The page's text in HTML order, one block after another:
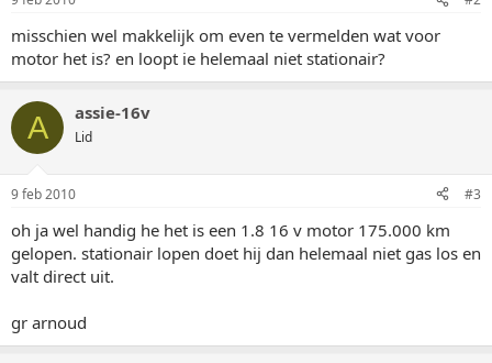
misschien wel makkelijk om even te vermelden wat voor
motor het is? en loopt ie helemaal niet stationair?
A assie-16v
Lid
9 feb 2010 #3
oh ja wel handig he het is een 1.8 16 v motor 175.000 km
gelopen. stationair lopen doet hij dan helemaal niet gas los en
valt direct uit.
gr arnoud